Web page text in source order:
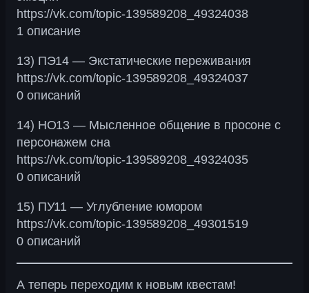
https://vk.com/topic-139589208_49324038
1 описание
13) ПЭ14 — Экстатические переживания
https://vk.com/topic-139589208_49324037
0 описаний
14) НО13 — Мысленное общение в просоне с
персонажем сна
https://vk.com/topic-139589208_49324035
0 описаний
15) ПУ11 — Углубление юмором
https://vk.com/topic-139589208_49301519
0 описаний
А теперь переходим к новым квестам!